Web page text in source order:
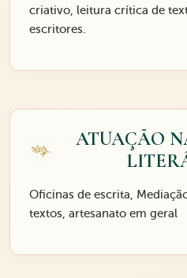
criativo, leitura crítica de
escritores.
ATUAÇÃO
Oficinas de escrita,
textos, artesanato em geral